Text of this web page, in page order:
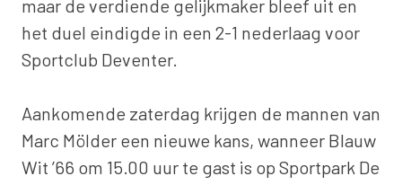
maar de verdiende gelijkmaker bleef uit en
het duel eindigde in een 2-1 nederlaag voor
Sportclub Deventer.
Aankomende zaterdag krijgen de mannen van
Marc Mölder een nieuwe kans, wanneer Blauw
Wit ’66 om 15.00 uur te gast is op Sportpark De